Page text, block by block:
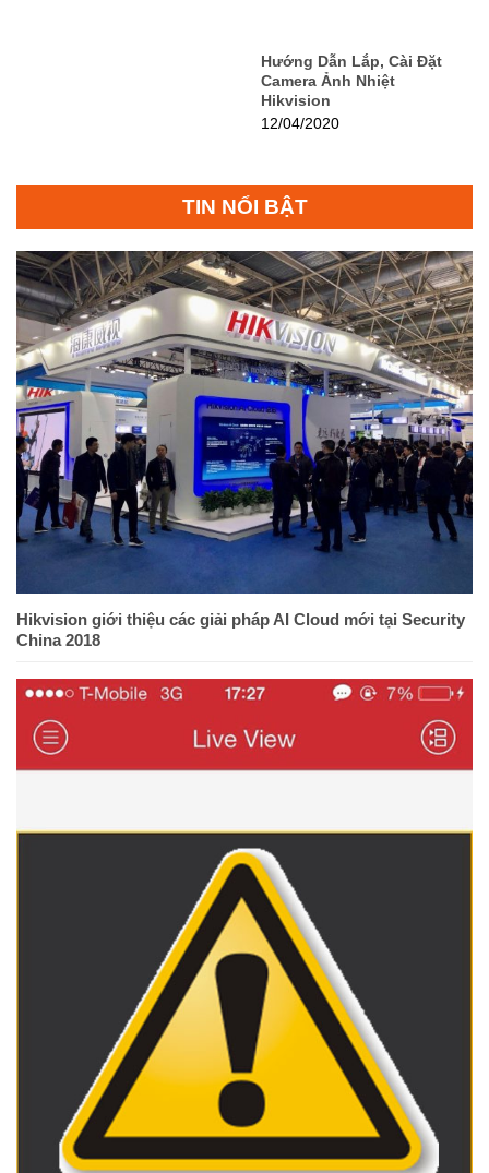
Hướng Dẫn Lắp, Cài Đặt
Camera Ảnh Nhiệt
Hikvision
12/04/2020
TIN NỔI BẬT
Hikvision giới thiệu các giải pháp AI Cloud mới tại Security
China 2018